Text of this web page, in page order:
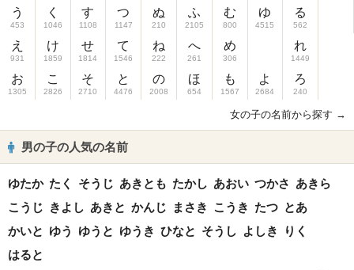
う
453
え
931
お
1305
く
1046
け
1859
こ
2826
す
1108
せ
1814
そ
2710
つ
1147
て
1546
と
4476
ぬ
210
ね
222
の
2008
ふ
2105
へ
261
ほ
654
む
800
め
306
も
1567
ゆ
4515
よ
2684
る
562
れ
1449
ろ
240
女の子の名前から探す →
男の子の人気の名前
ゆたか たく そうじ あきとも たかし あおい つかさ あきら
こうじ きよし あきと かんじ まさき こうき たつ とあ
かいと ゆう ゆうと ゆうき ひなと そうし よしき
りく
はると